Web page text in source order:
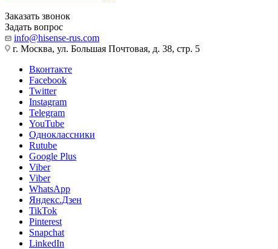
Заказать звонок
Задать вопрос
info@hisense-rus.com
г. Москва, ул. Большая Почтовая, д. 38, стр. 5
Вконтакте
Facebook
Twitter
Instagram
Telegram
YouTube
Одноклассники
Rutube
Google Plus
Viber
Viber
WhatsApp
Яндекс.Дзен
TikTok
Pinterest
Snapchat
LinkedIn